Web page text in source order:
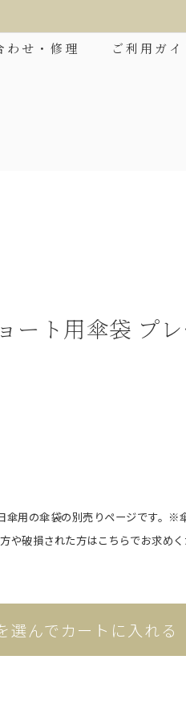
わせ・修理 ご利用ガイ
エ
2段折りミ
折りたたみ日傘用の傘袋です。
ート用傘袋 プレ
傘用の傘袋の別売りページです。※
や破損された方はこちらでお求めく
選んでカートに入れる